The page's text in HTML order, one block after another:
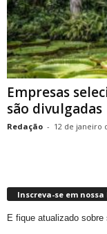
Empresas
são divulgadas
Redação - 12 de janeiro
Inscreva-se em
E fique atualizado